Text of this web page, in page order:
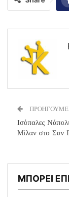
Ισόπαλες
Μίλαν στο Σαν
ΜΠΟΡΕΙ